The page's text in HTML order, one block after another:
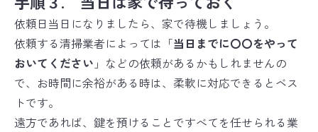
依頼日当日になりましたら、家で待機しましょう。
依頼する清掃業者によっては「当日までに〇〇をやって
おいてください 」などの依頼があるかもしれませんの
で、お時間に余裕がある時は、柔軟に対応できるとベス
トです。
遠方であれば、鍵を預けることですべてを任せられる業